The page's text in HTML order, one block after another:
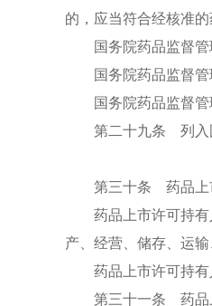
的，应当符合经核准的
国务院药品监督管
国务院药品监督管理
国务院药品监督管
第二十九条 列入国
第三十条 药品上市
药品上市许可持有
产、经营、储存、运
药品上市许可持有
第三十一条 药品上